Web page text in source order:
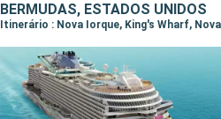
BERMUDAS, ESTADOS UNIDOS
Itinerário : Nova Iorque, King's Wharf,